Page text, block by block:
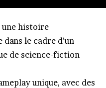
une histoire
le cadre d’un
de science-fiction
unique, avec des